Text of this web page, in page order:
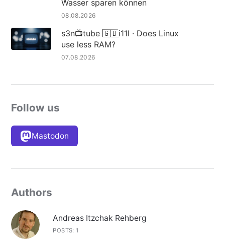
Wasser sparen können
08.08.2026
s3n📺tube 🇬🇧i11l · Does Linux
use less RAM?
07.08.2026
Follow us
Mastodon
Authors
Andreas Itzchak Rehberg
POSTS: 1